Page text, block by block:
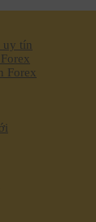
uy tín
Forex